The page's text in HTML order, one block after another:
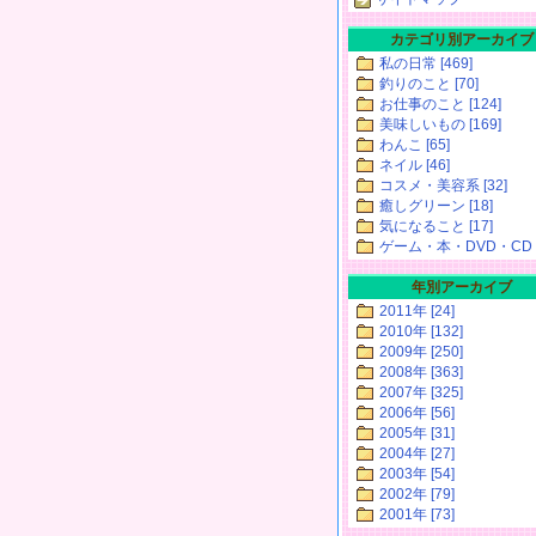
カテゴリ別アーカイブ
私の日常 [469]
釣りのこと [70]
お仕事のこと [124]
美味しいもの [169]
わんこ [65]
ネイル [46]
コスメ・美容系 [32]
癒しグリーン [18]
気になること [17]
ゲーム・本・DVD・CD
年別アーカイブ
2011年 [24]
2010年 [132]
2009年 [250]
2008年 [363]
2007年 [325]
2006年 [56]
2005年 [31]
2004年 [27]
2003年 [54]
2002年 [79]
2001年 [73]